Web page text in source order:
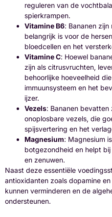
reguleren van de
spierkrampen.
Vitamine B6: Bananen
belangrijk is voor de
bloedcellen en het
Vitamine C: Hoewel
zijn als citrusvruchten,
behoorlijke hoeveelheid
immuunsysteem en het
ijzer.
Vezels: Bananen bevatten
onoplosbare vezels, die
spijsvertering en het
Magnesium: Magnesium
botgezondheid en helpt
en zenuwen.
Naast deze essentiële
antioxidanten zoals dopamine
kunnen verminderen en de
ondersteunen.